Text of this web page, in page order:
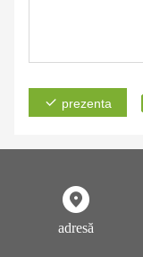
prezenta
adresă